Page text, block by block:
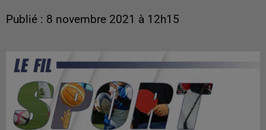
Publié : 8 novembre 2021 à 12h15